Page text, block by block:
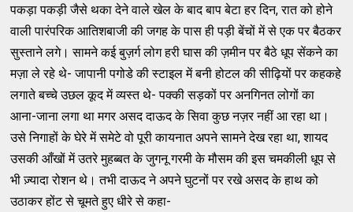
पकड़ा पकड़ी जैसे थका देने वाले खेल के बाद बाप बेटा हर दिन, रात को होने
वाली पारंपरिक आतिशबाजी की जगह के पास ही पड़ी बेंचों में से एक पर बैठकर
सुस्‍ताने लगे। सामने कई बुज़र्ग लोग हरी घास की ज़मीन पर बैठे धूप सेंकने का
मज़ा ले रहे थे- जापानी पगोडे की स्‍टाइल में बनी होटल की सीढ़ियों पर कहकहे
लगाते बच्‍चे उछल कूद में व्‍यस्‍त थे- पक्‍की सड़कों पर अनगिनत लोगों का
आना-जाना लगा था मगर असद दाऊद के सिवा कुछ नज़र नहीं आ रहा था।
उसे निगाहों के घेरे में समेटे वो पूरी कायनात अपने सामने देख रहा था, शायद
उसकी आँखों में उतरे मुहब्‍बत के जुगनू गरमी के मौसम की इस चमकीली धूप से
भी ज़्‍यादा रोशन थे। तभी दाऊद ने अपने घुटनों पर रखे असद के हाथ को
उठाकर होंट से चूमते हुए धीरे से कहा-